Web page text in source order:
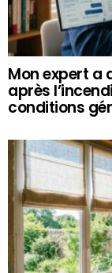
Mon expert a
après
conditions